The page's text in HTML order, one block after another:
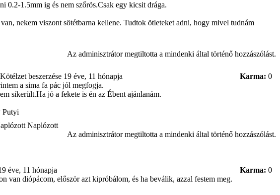
0.2-1.5mm ig és nem szőrös.Csak egy kicsit drága.
nekem viszont sötétbarna kellene. Tudtok ötleteket adni, hogy mivel tudnám
Az adminisztrátor megtiltotta a mindenki által történő hozzászólást.
beszerzése 19 éve, 11 hónapja Karma: 0
a sima fa pác jól megfogja.
sikerült.Ha jó a fekete is én az Ébent ajánlanám.
Putyi
Naplózott
Az adminisztrátor megtiltotta a mindenki által történő hozzászólást.
éve, 11 hónapja Karma: 0
van diópácom, először azt kipróbálom, és ha beválik, azzal festem meg.